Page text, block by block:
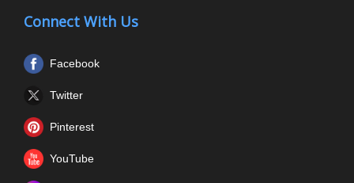
Connect With Us
Facebook
Twitter
Pinterest
YouTube